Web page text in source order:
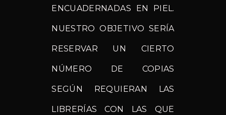
ENCUADERNADAS EN PIEL.
NUESTRO OBJETIVO SERÍA
RESERVAR UN CIERTO
NÚMERO DE COPIAS
SEGÚN REQUIERAN LAS
LIBRERÍAS CON LAS QUE